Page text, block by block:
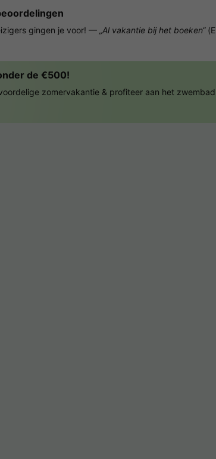
gingen je voor! — „Al vakantie bij het boeken“
de €500!
zomervakantie & profiteer aan het